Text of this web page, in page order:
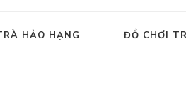
HẢO HẠNG ĐỒ CHƠI